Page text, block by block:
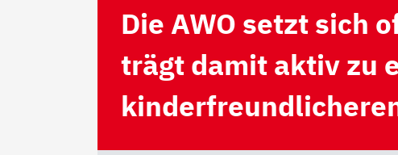
Die AWO setzt sich
trägt damit aktiv zu